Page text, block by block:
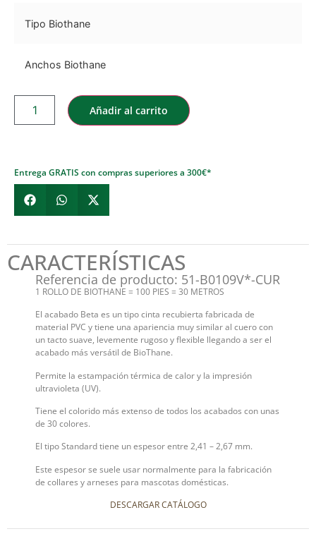
Tipo Biothane
Anchos Biothane
Añadir al carrito
Entrega GRATIS con compras superiores a 300€*
CARACTERÍSTICAS
Referencia de producto: 51-B0109V*-CUR
1 ROLLO DE BIOTHANE = 100 PIES = 30 METROS
El acabado Beta es un tipo cinta recubierta fabricada de
material PVC y tiene una apariencia muy similar al cuero con
un tacto suave, levemente rugoso y flexible llegando a ser el
acabado más versátil de BioThane.
Permite la estampación térmica de calor y la impresión
ultravioleta (UV).
Tiene el colorido más extenso de todos los acabados con unas
de 30 colores.
El tipo Standard tiene un espesor entre 2,41 – 2,67 mm.
Este espesor se suele usar normalmente para la fabricación
de collares y arneses para mascotas domésticas.
DESCARGAR CATÁLOGO